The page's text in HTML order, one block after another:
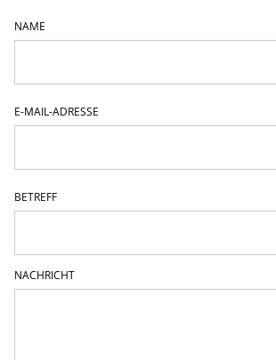
NAME
E-MAIL-ADRESSE
BETREFF
NACHRICHT